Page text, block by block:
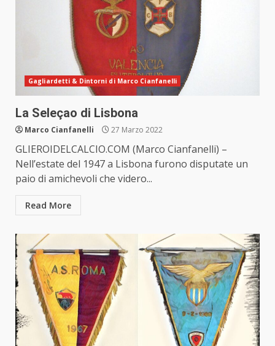
Gagliardetti & Dintorni di Marco Cianfanelli
La Seleçao di Lisbona
Marco Cianfanelli 27 Marzo 2022
GLIEROIDELCALCIO.COM (Marco Cianfanelli) –
Nell’estate del 1947 a Lisbona furono disputate un
paio di amichevoli che videro...
Read More